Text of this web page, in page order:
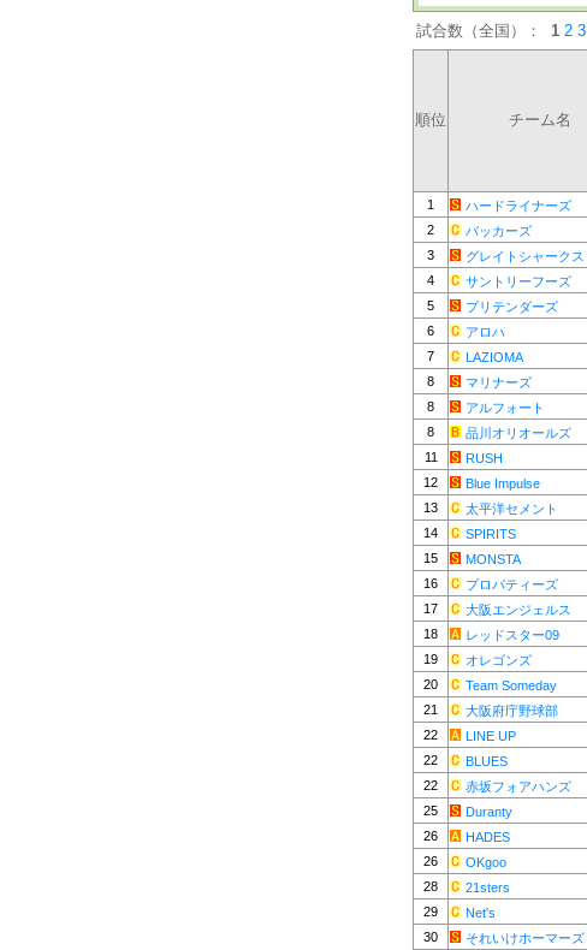
試合数（全国）： 1 2 3
順位 チーム名
1 ハードライナーズ
2
バッカーズ
3
グレイトシャークス
4
サントリーフーズ
5
プリテンダーズ
6
アロハ
7
LAZIOMA
8
マリナーズ
8
アルフォート
8
品川オリオールズ
11
RUSH
12
Blue Impulse
13
太平洋セメント
14
SPIRITS
15
MONSTA
16
プロパティーズ
17
大阪エンジェルス
18
レッドスター09
19
オレゴンズ
20
Team Someday
21
大阪府庁野球部
22
LINE UP
22
BLUES
22
赤坂フォアハンズ
25
Duranty
26
HADES
26
OKgoo
28
21sters
29
Net's
30
それいけホーマーズ